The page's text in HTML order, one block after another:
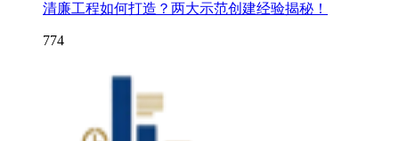
清廉工程如何打造？两大示范创建经验揭秘！
774